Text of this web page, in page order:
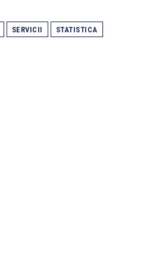
SERVICII STATISTICA